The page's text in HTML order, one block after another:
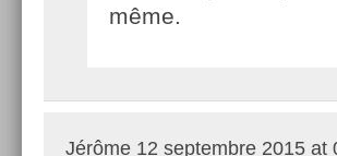
même.
Jérôme 12 septembre 2015 at